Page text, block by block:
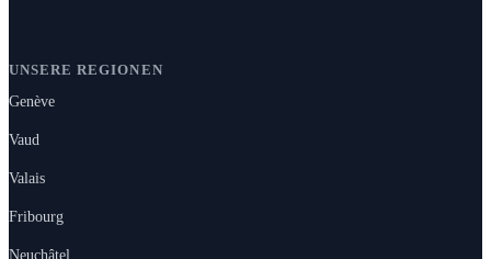
UNSERE REGIONEN
Genève
Vaud
Valais
Fribourg
Neuchâtel